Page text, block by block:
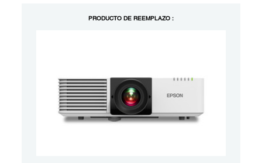
PRODUCTO DE REEMPLAZO :